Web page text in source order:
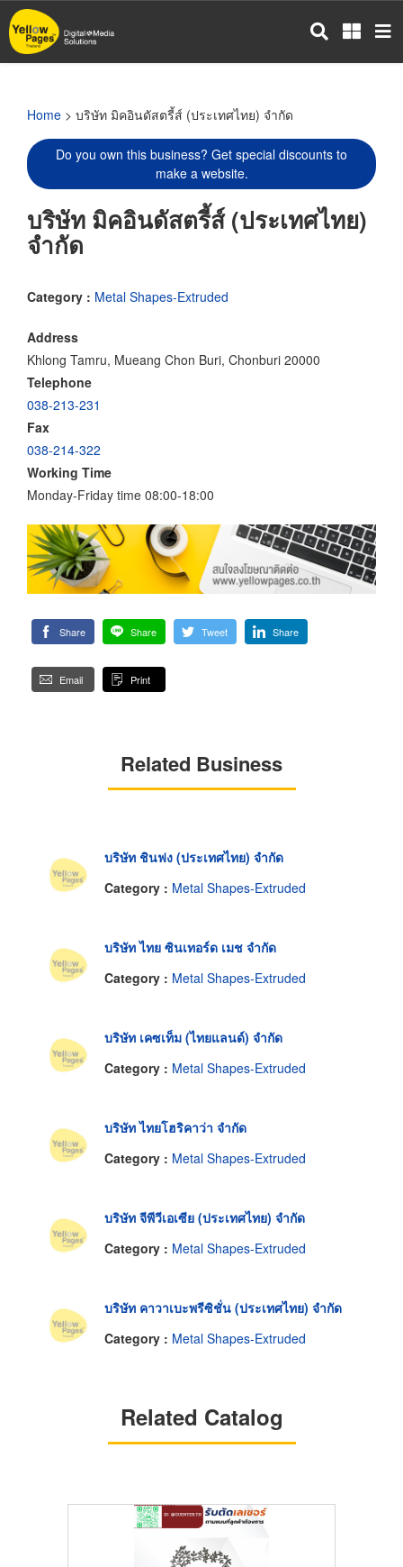
Skip
to
main
Home > บริษัท มิคอินดัสตรี้ส์ (ประเทศไทย) จำกัด
Do you own this business? Get special discounts to
make a website.
บริษัท มิคอินดัสตรี้ส์ (ประเทศไทย)
จำกัด
Category : Metal Shapes-Extruded
Address
Khlong Tamru, Mueang Chon Buri, Chonburi 20000
Telephone
038-213-231
Fax
038-214-322
Working Time
Monday-Friday time 08:00-18:00
Share Share Tweet Share
Email Print
Related Business
บริษัท ชินฟง (ประเทศไทย) จำกัด
Category : Metal Shapes-Extruded
บริษัท ไทย ซินเทอร์ด เมช จำกัด
Category : Metal Shapes-Extruded
บริษัท เคซเท็ม (ไทยแลนด์) จำกัด
Category : Metal Shapes-Extruded
บริษัท ไทยโฮริคาว่า จำกัด
Category : Metal Shapes-Extruded
บริษัท จีพีวีเอเซีย (ประเทศไทย) จำกัด
Category : Metal Shapes-Extruded
บริษัท คาวาเบะพรีซิชั่น (ประเทศไทย) จำกัด
Category : Metal Shapes-Extruded
Related Catalog